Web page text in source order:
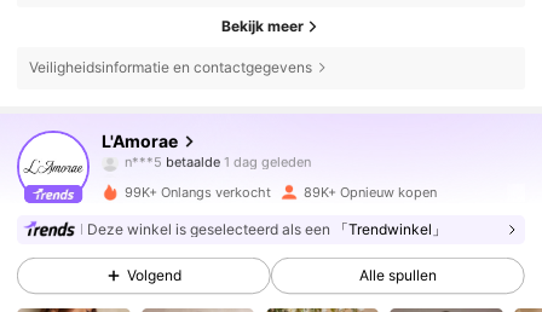
Bekijk meer
Veiligheidsinformatie en contactgegevens
L'Amorae
n***5betaalde
r***ogevolgd30 minuten geleden
384K Volgers
99K+ Onlangs verkocht 89K+ Opnieuw kopen
Deze winkel is geselecteerd als een 「Trendwinkel」
Volgend Alle spullen